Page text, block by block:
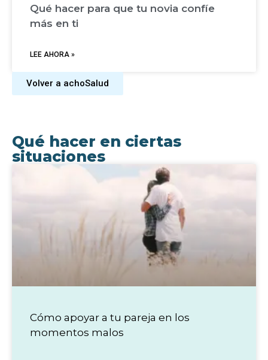
Qué hacer para que tu novia confíe
más en ti
LEE AHORA »
Volver a achoSalud
Qué hacer en ciertas
situaciones
Cómo apoyar a tu pareja en los
momentos malos